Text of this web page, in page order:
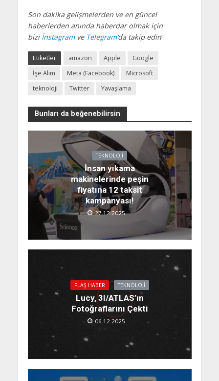
Son dakika gelişmelerden ve en güncel
haberlerden anında haberdar olmak için
bizi İnstagramve Telegram‘da takip edin!
Etiketler amazon Apple
Google
İşe Alım
Meta (Facebook)
Microsoft
teknoloji
Twitter Yavaşlama
Bunları da beğenebilirsin
TEKNOLOJI
İnsan yıkama
makinelerinde peşin
fiyatına 12 taksit
kampanyası!
27.12.2025
FLAŞ HABER TEKNOLOJI
Lucy, 3I/ATLAS’ın
Fotoğraflarını Çekti
06.12.2025